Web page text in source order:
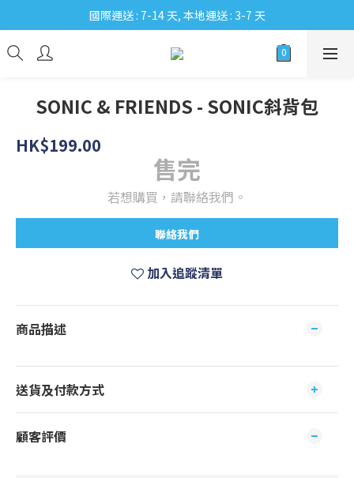
國際運送 : 7-14 天, 本地運送 : 3-7 天
SONIC & FRIENDS - SONIC斜背包
HK$199.00
售完
若想購買，請聯絡我們。
聯絡我們
加入追蹤清單
商品描述
送貨及付款方式
顧客評價